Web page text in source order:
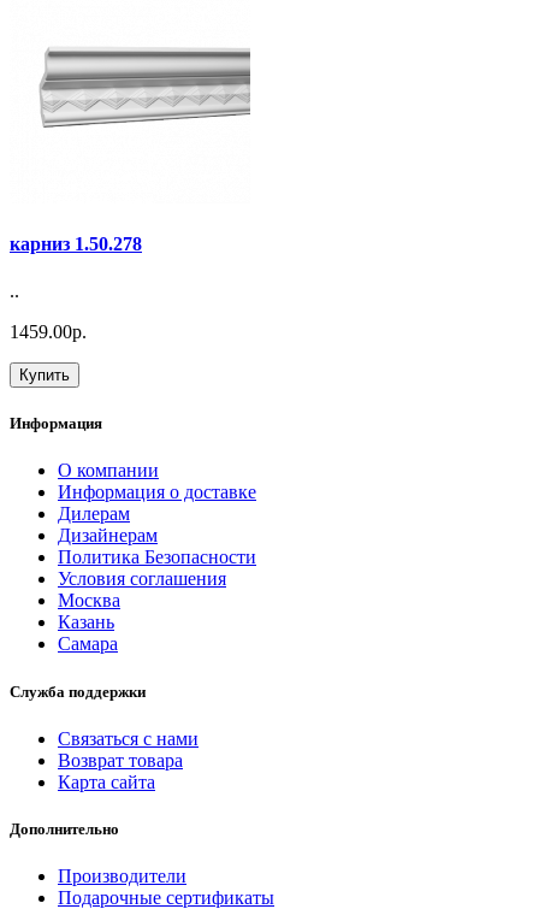
карниз 1.50.278
..
1459.00р.
Купить
Информация
О компании
Информация о доставке
Дилерам
Дизайнерам
Политика Безопасности
Условия соглашения
Москва
Казань
Самара
Служба поддержки
Связаться с нами
Возврат товара
Карта сайта
Дополнительно
Производители
Подарочные сертификаты